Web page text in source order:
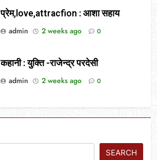
प्रेम,love,attracfion : आशा सहाय
admin
2 weeks ago 0
कहानी : युक्ति -राजेन्द्र परदेसी
admin
2 weeks ago 0
SEARCH